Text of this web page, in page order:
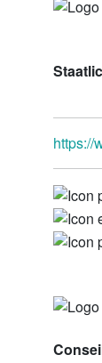
https://